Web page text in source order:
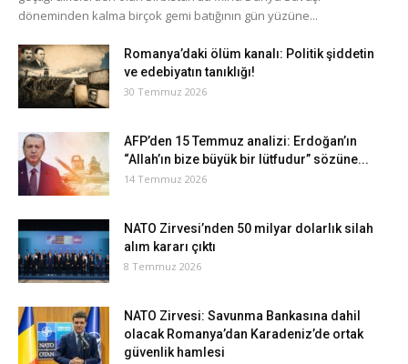
döneminden kalma birçok gemi batığının gün yüzüne...
Romanya’daki ölüm kanalı: Politik şiddetin
ve edebiyatın tanıklığı!
30 Temmuz 2026
AFP’den 15 Temmuz analizi: Erdoğan’ın
“Allah’ın bize büyük bir lütfudur” sözüne...
14 Temmuz 2026
NATO Zirvesi’nden 50 milyar dolarlık silah
alım kararı çıktı
8 Temmuz 2026
NATO Zirvesi: Savunma Bankasına dahil
olacak Romanya’dan Karadeniz’de ortak
güvenlik hamlesi